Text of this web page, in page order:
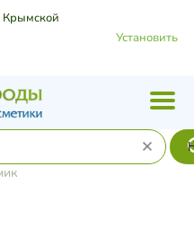
Установить